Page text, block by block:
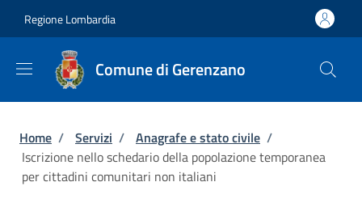
Regione Lombardia
Comune di Gerenzano
Briciole di pane
Home / Servizi / Anagrafe e stato civile /
Iscrizione nello schedario della popolazione temporanea
per cittadini comunitari non italiani